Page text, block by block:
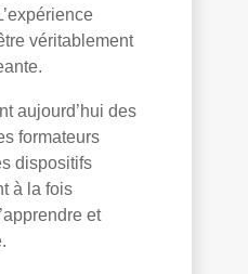
véritablement
aujourd’hui des
formateurs
dispositifs
à la fois
et